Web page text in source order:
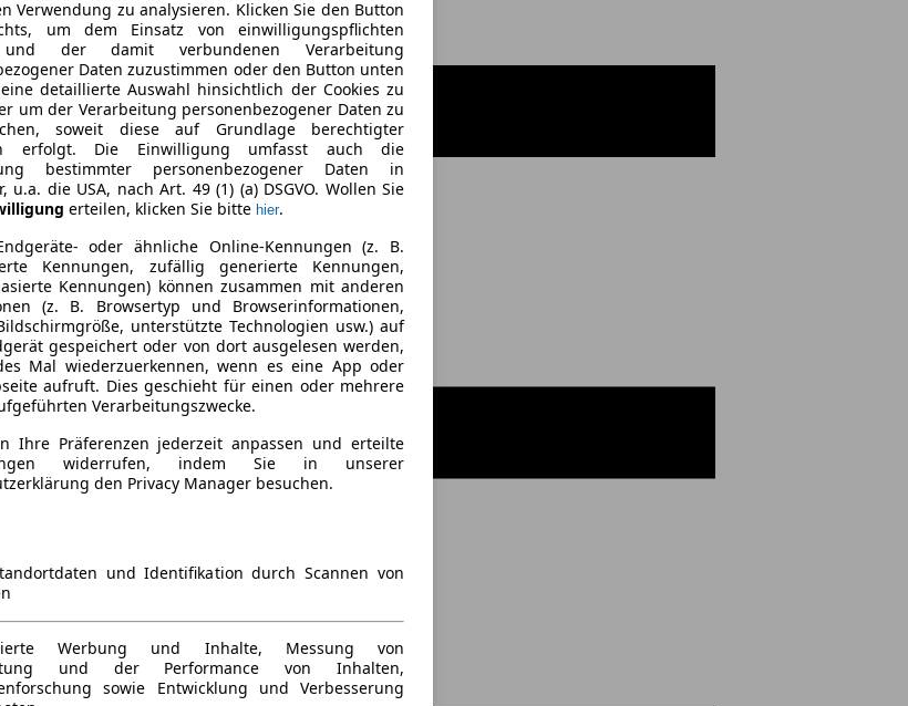
Verwendung zu analysieren. Klicken Sie den Button
um dem Einsatz von einwilligungspflichten
und der damit verbundenen Verarbeitung
Daten zuzustimmen oder den Button unten
detaillierte Auswahl hinsichtlich der Cookies zu
um der Verarbeitung personenbezogener Daten zu
soweit diese auf Grundlage berechtigter
erfolgt. Die Einwilligung umfasst auch die
bestimmter personenbezogener Daten in
u.a. die USA, nach Art. 49 (1) (a) DSGVO. Wollen Sie
erteilen, klicken Sie bitte hier.
oder ähnliche Online-Kennungen (z. B.
Kennungen, zufällig generierte Kennungen,
Kennungen) können zusammen mit anderen
(z. B. Browsertyp und Browserinformationen,
unterstützte Technologien usw.) auf
gespeichert oder von dort ausgelesen werden,
Mal wiederzuerkennen, wenn es eine App oder
aufruft. Dies geschieht für einen oder mehrere
Verarbeitungszwecke.
Ihre Präferenzen jederzeit anpassen und erteilte
widerrufen, indem Sie in unserer
den Privacy Manager besuchen.
und Identifikation durch Scannen von
Werbung und Inhalte, Messung von
und der Performance von Inhalten,
sowie Entwicklung und Verbesserung